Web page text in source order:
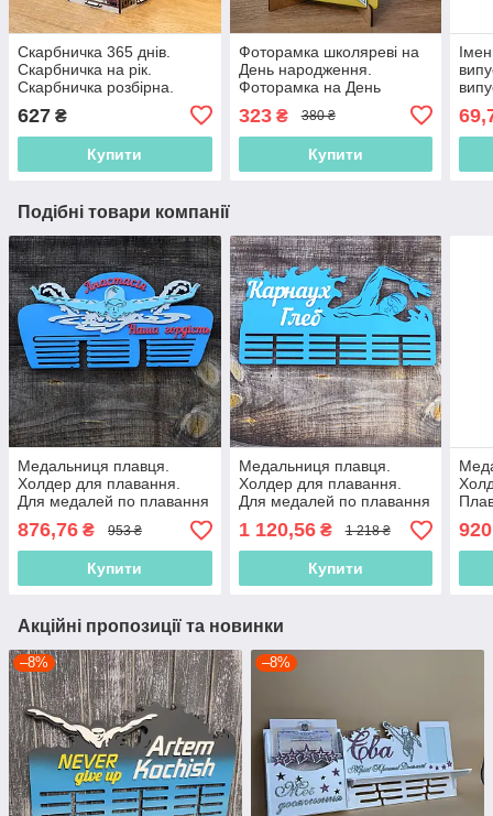
Скарбничка 365 днів.
Скарбничка на рік.
Скарбничка розбірна.
Копілка. Копилка
627 ₴
Купити
Фоторамка школяреві на
День народження.
Фоторамка на День
народження Подарунок на
День народження. Іменна
фоторамка
323₴ 380 ₴
Купити
Подібні товари компанії
Медальниця плавця.
Холдер для плавання.
Для медалей по плавання
876,76 ₴ 953 ₴
Купити
Медальниця плавця.
Холдер для плавання.
Для медалей по плавання
1 120,56₴ 1 218 ₴
Купити
Акційні пропозиції та новинки
–8% –8%